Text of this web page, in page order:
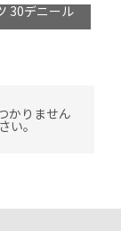
30デニール
かりません
い。